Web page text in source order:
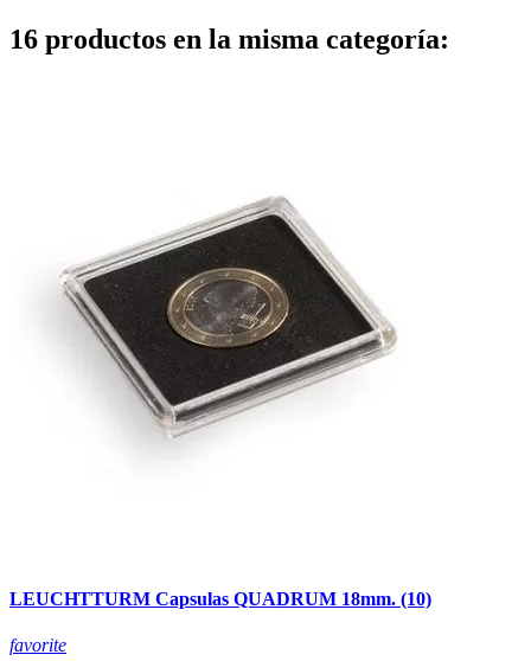
16 productos en la misma categoría:
LEUCHTTURM Capsulas QUADRUM 18mm. (10)
favorite